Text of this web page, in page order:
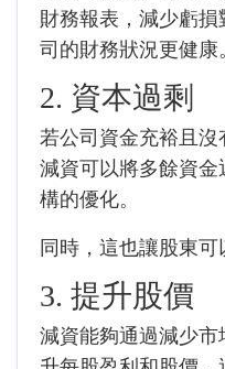
財務報表，減少虧
司的財務狀況更健康
2. 資本過剩
若公司資金充裕且
減資可以將多餘資
構的優化。
同時，這也讓股東可
3. 提升股價
減資能夠通過減少